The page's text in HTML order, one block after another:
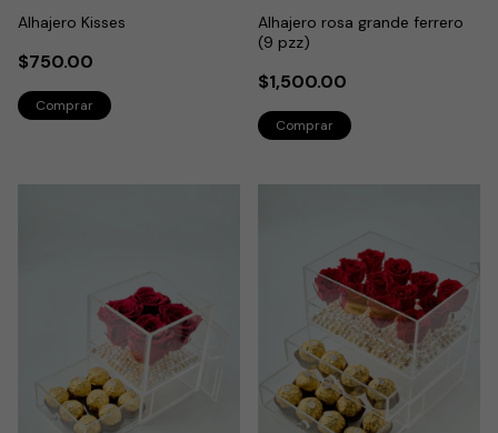
Alhajero Kisses
$750.00
Alhajero rosa grande ferrero
(9 pzz)
$1,500.00